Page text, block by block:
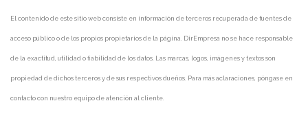
El contenido de este sitio web consiste en información de terceros recuperada de fuentes de
acceso público o de los propios propietarios de la página. DirEmpresa no se hace responsable
de la exactitud, utilidad o fiabilidad de los datos. Las marcas, logos, imágenes y textos son
propiedad de dichos terceros y de sus respectivos dueños. Para más aclaraciones, póngase en
contacto con nuestro equipo de atención al cliente.